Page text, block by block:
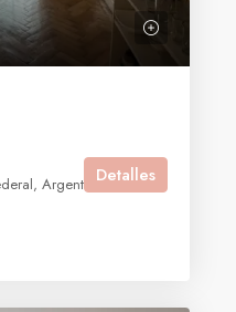
ArgentinaDetalles